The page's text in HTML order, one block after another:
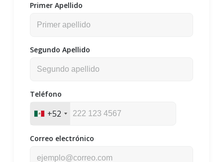
Primer Apellido
Segundo Apellido
Teléfono
+52
Correo electrónico